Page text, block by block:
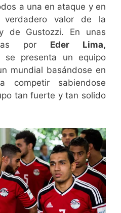
a una en ataque y en
valor de la
de Gustozzi. En unas
por Eder Lima,
se presenta un equipo
mundial basándose en
sabiendose
tan fuerte y tan solido